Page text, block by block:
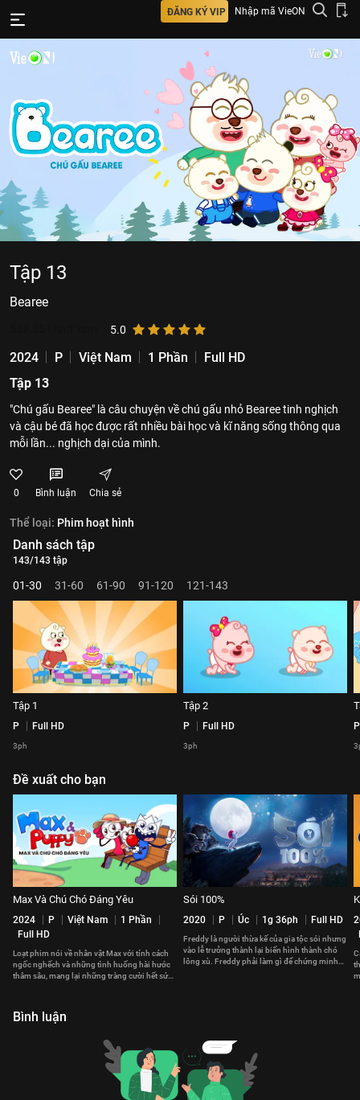
ĐĂNG KÝ VIP Nhập mã VieON
Tập 13
Bearee
5.0
2024 P Việt Nam 1 Phần
Full HD
Tập 13
"Chú gấu Bearee" là câu chuyện về chú gấu nhỏ Bearee tinh nghịch
và cậu bé đã học được rất nhiều bài học và kĩ năng sống thông qua
mỗi lần... nghịch dại của mình.
0 Bình luận Chia sẻ
Thể loại: Phim hoạt hình
Danh sách tập
143/143 tập
01-30 31-60 61-90 91-120 121-143
Tập 1
P Full HD
3ph
Tập 2
P Full HD
3ph
P
Đề xuất cho bạn
Max Và Chú Chó Đáng Yêu
2024 P Việt Nam
1 Phần
Full HD
Loạt phim nói về nhân vật Max với tính cách
ngốc nghếch và những tình huống hài hước
thâm sâu, mang lại những tràng cười hết sức
Sói 100%
2020 P Úc 1g 36ph Full HD
Freddy là người thừa kế của gia tộc sói nhưng
vào lễ trưởng thành lại biến hình thành chó
lông xù. Freddy phải làm gì để chứng minh
Bình luận